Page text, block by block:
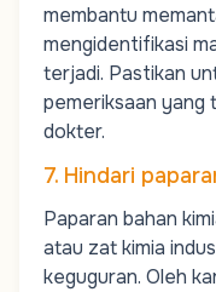
membantu
mengidentifikasi
terjadi. Pastikan
pemeriksaan yang
dokter.
7. Hindari
Paparan bahan
atau zat kimia
keguguran. Oleh